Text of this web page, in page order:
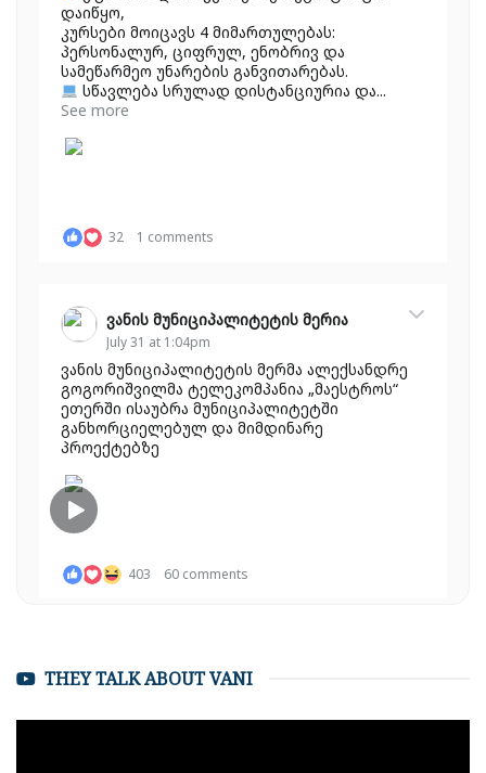
დაიწყო,
კურსები მოიცავს 4 მიმართულებას:
პერსონალურ, ციფრულ, ენობრივ და
სამეწარმეო უნარების განვითარებას.
სწავლება სრულად დისტანციურია და...
See more
32 1 comments
ვანის მუნიციპალიტეტის მერია
July 31 at 1:04pm
ვანის მუნიციპალიტეტის მერმა ალექსანდრე
გოგორიშვილმა ტელეკომპანია „მაესტროს“
ეთერში ისაუბრა მუნიციპალიტეტში
განხორციელებულ და მიმდინარე
პროექტებზე
403 60 comments
THEY TALK ABOUT VANI